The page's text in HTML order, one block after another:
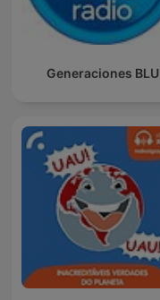
Generaciones BLU